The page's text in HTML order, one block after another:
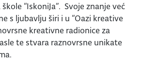
“IskoniJa”. Svoje znanje već
s ljubavlju širi i u “Oazi kreative
kreativne radionice za
te stvara raznovrsne unikate